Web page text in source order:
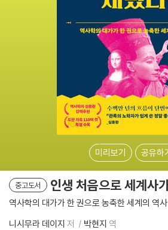
미리보기 공유하
중고도서 인생 처음으로 세계사
역사학의 대가가 한 권으로 농축한 세계의 역사
니시무라 데이지 저 박현지 역